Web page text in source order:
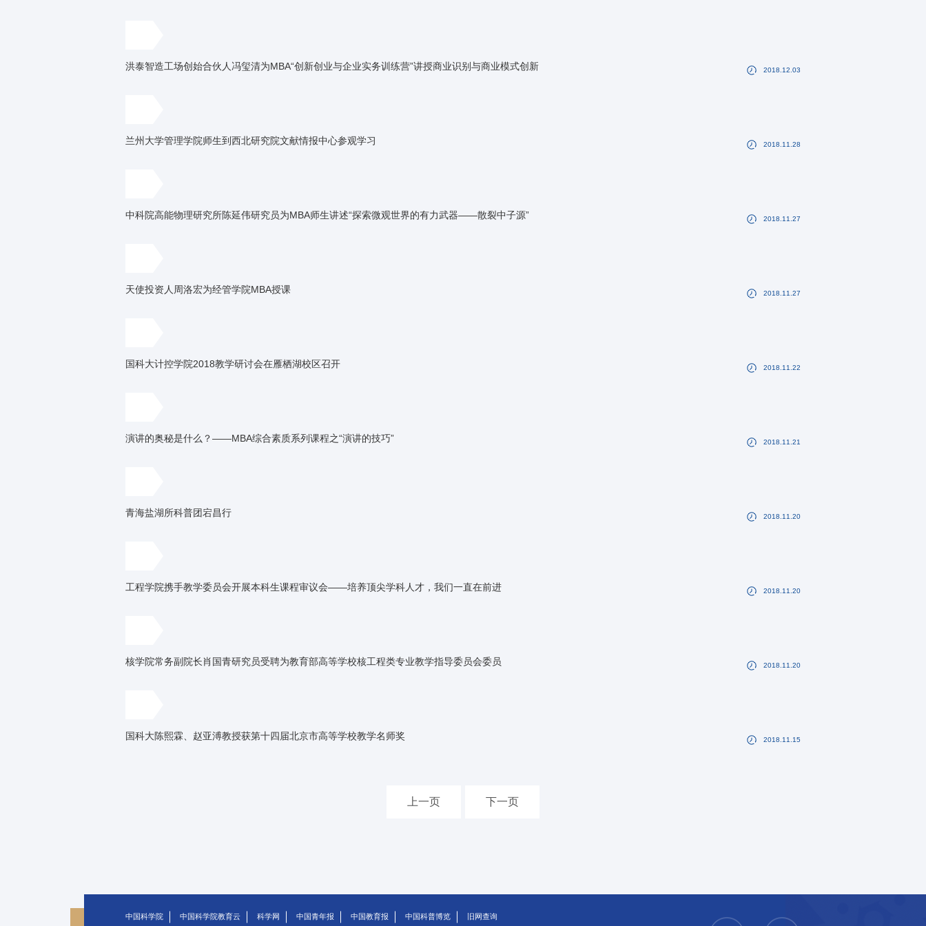
2018.12.03
洪泰智造工场创始合伙人冯玺清为MBA“创新创业与企业实务训练营”讲授商业识别与商业模式创新
2018.11.28
兰州大学管理学院师生到西北研究院文献情报中心参观学习
2018.11.27
中科院高能物理研究所陈延伟研究员为MBA师生讲述“探索微观世界的有力武器——散裂中子源”
2018.11.27
天使投资人周洛宏为经管学院MBA授课
2018.11.22
国科大计控学院2018教学研讨会在雁栖湖校区召开
2018.11.21
演讲的奥秘是什么？——MBA综合素质系列课程之“演讲的技巧”
2018.11.20
青海盐湖所科普团宕昌行
2018.11.20
工程学院携手教学委员会开展本科生课程审议会——培养顶尖学科人才，我们一直在前进
2018.11.20
核学院常务副院长肖国青研究员受聘为教育部高等学校核工程类专业教学指导委员会委员
2018.11.15
国科大陈熙霖、赵亚溥教授获第十四届北京市高等学校教学名师奖
上一页 下一页
中国科学院 中国科学院教育云 科学网 中国青年报 中国教育报 中国科普博览 旧网查询